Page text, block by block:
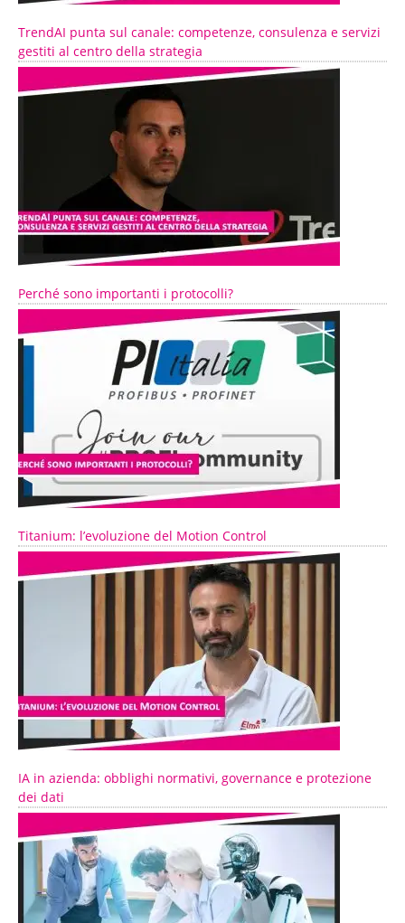
TrendAI punta sul canale: competenze, consulenza e servizi
gestiti al centro della strategia
Perché sono importanti i protocolli?
Titanium: l’evoluzione del Motion Control
IA in azienda: obblighi normativi, governance e protezione
dei dati